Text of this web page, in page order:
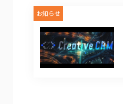
お知らせ